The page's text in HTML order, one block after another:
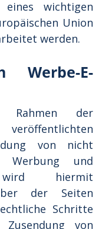
wichtigen
Union
werden.
Werbe-E-
der
von nicht
Werbung und
wird hiermit
der Seiten
Schritte
von